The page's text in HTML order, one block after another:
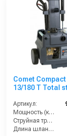
Comet Compact
13/180 T Total
Артикул:
Мощность (кВт):
Струйная трубка (копьё):
Длина шланга ВД (м):